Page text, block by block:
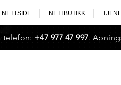
NETTSIDE NETTBUTIKK
telefon: +47 977 47 997.